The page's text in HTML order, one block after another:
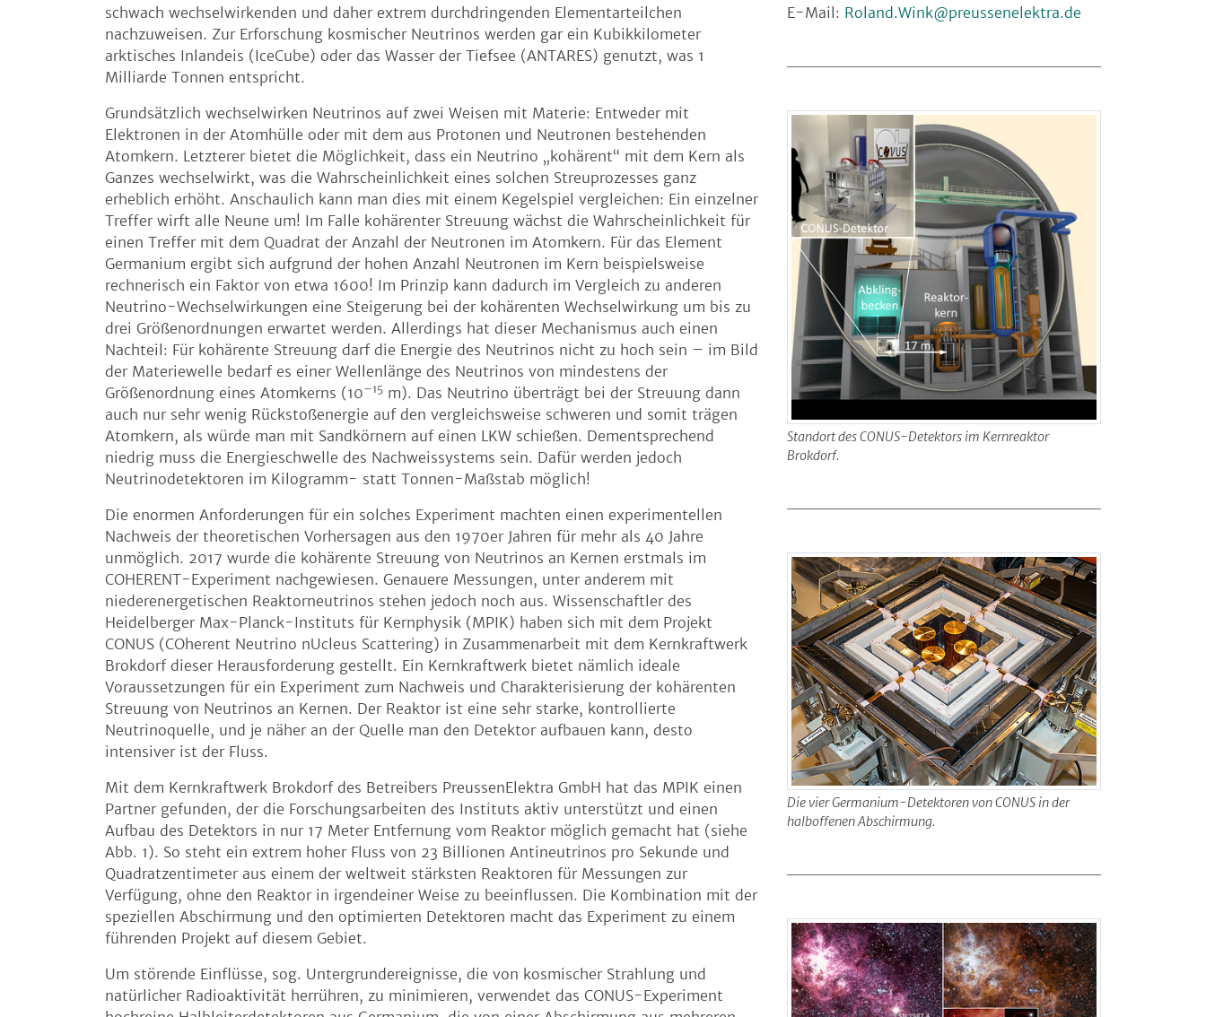
schwach wechselwirkenden und daher extrem durchdringenden Elementarteilchen
nachzuweisen. Zur Erforschung kosmischer Neutrinos werden gar ein Kubikkilometer
arktisches Inlandeis (IceCube) oder das Wasser der Tiefsee (ANTARES) genutzt, was 1
Milliarde Tonnen entspricht.
Grundsätzlich wechselwirken Neutrinos auf zwei Weisen mit Materie: Entweder mit
Elektronen in der Atomhülle oder mit dem aus Protonen und Neutronen bestehenden
Atomkern. Letzterer bietet die Möglichkeit, dass ein Neutrino „kohärent“ mit dem Kern als
Ganzes wechselwirkt, was die Wahrscheinlichkeit eines solchen Streuprozesses ganz
erheblich erhöht. Anschaulich kann man dies mit einem Kegelspiel vergleichen: Ein einzelner
Treffer wirft alle Neune um! Im Falle kohärenter Streuung wächst die Wahrscheinlichkeit für
einen Treffer mit dem Quadrat der Anzahl der Neutronen im Atomkern. Für das Element
Germanium ergibt sich aufgrund der hohen Anzahl Neutronen im Kern beispielsweise
rechnerisch ein Faktor von etwa 1600! Im Prinzip kann dadurch im Vergleich zu anderen
Neutrino-Wechselwirkungen eine Steigerung bei der kohärenten Wechselwirkung um bis zu
drei Größenordnungen erwartet werden. Allerdings hat dieser Mechanismus auch einen
Nachteil: Für kohärente Streuung darf die Energie des Neutrinos nicht zu hoch sein – im Bild
der Materiewelle bedarf es einer Wellenlänge des Neutrinos von mindestens der
Größenordnung eines Atomkerns (10–15 m). Das Neutrino überträgt bei der Streuung dann
auch nur sehr wenig Rückstoßenergie auf den vergleichsweise schweren und somit trägen
Atomkern, als würde man mit Sandkörnern auf einen LKW schießen. Dementsprechend
niedrig muss die Energieschwelle des Nachweissystems sein. Dafür werden jedoch
Neutrinodetektoren im Kilogramm- statt Tonnen-Maßstab möglich!
Die enormen Anforderungen für ein solches Experiment machten einen experimentellen
Nachweis der theoretischen Vorhersagen aus den 1970er Jahren für mehr als 40 Jahre
unmöglich. 2017 wurde die kohärente Streuung von Neutrinos an Kernen erstmals im
COHERENT-Experiment nachgewiesen. Genauere Messungen, unter anderem mit
niederenergetischen Reaktorneutrinos stehen jedoch noch aus. Wissenschaftler des
Heidelberger Max-Planck-Instituts für Kernphysik (MPIK) haben sich mit dem Projekt
CONUS (COherent Neutrino nUcleus Scattering) in Zusammenarbeit mit dem Kernkraftwerk
Brokdorf dieser Herausforderung gestellt. Ein Kernkraftwerk bietet nämlich ideale
Voraussetzungen für ein Experiment zum Nachweis und Charakterisierung der kohärenten
Streuung von Neutrinos an Kernen. Der Reaktor ist eine sehr starke, kontrollierte
Neutrinoquelle, und je näher an der Quelle man den Detektor aufbauen kann, desto
intensiver ist der Fluss.
Mit dem Kernkraftwerk Brokdorf des Betreibers PreussenElektra GmbH hat das MPIK einen
Partner gefunden, der die Forschungsarbeiten des Instituts aktiv unterstützt und einen
Aufbau des Detektors in nur 17 Meter Entfernung vom Reaktor möglich gemacht hat (siehe
Abb. 1). So steht ein extrem hoher Fluss von 23 Billionen Antineutrinos pro Sekunde und
Quadratzentimeter aus einem der weltweit stärksten Reaktoren für Messungen zur
Verfügung, ohne den Reaktor in irgendeiner Weise zu beeinflussen. Die Kombination mit der
speziellen Abschirmung und den optimierten Detektoren macht das Experiment zu einem
führenden Projekt auf diesem Gebiet.
Um störende Einflüsse, sog. Untergrundereignisse, die von kosmischer Strahlung und
natürlicher Radioaktivität herrühren, zu minimieren, verwendet das CONUS-Experiment
E-Mail: Roland.Wink@preussenelektra.de
Standort des CONUS-Detektors im Kernreaktor
Brokdorf.
Die vier Germanium-Detektoren von CONUS in der
halboffenen Abschirmung.